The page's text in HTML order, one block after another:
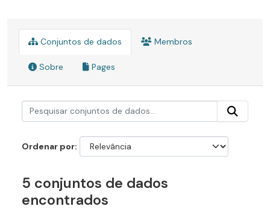
Conjuntos de dados Membros
Sobre Pages
Ordenar por
5 conjuntos de dados
encontrados